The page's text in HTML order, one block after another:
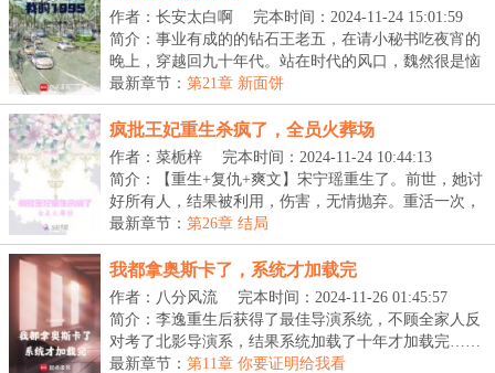
作者：长安太白啊
完本时间：2024-11-24 15:01:59
简介：事业有成的的钻石王老五，在请小秘书吃夜宵的
晚上，穿越回九十年代。站在时代的风口，魏然很是恼
火...
最新章节： 第21章 新面饼
疯批王妃重生杀疯了，全员火葬场
作者：菜栀梓
完本时间：2024-11-24 10:44:13
简介：【重生+复仇+爽文】宋宁瑶重生了。前世，她讨
好所有人，结果被利用，伤害，无情抛弃。重活一次，
宋...
最新章节： 第26章 结局
我都拿奥斯卡了，系统才加载完
作者：八分风流
完本时间：2024-11-26 01:45:57
简介：李逸重生后获得了最佳导演系统，不顾全家人反
对考了北影导演系，结果系统加载了十年才加载完……
【...
最新章节： 第11章 你要证明给我看